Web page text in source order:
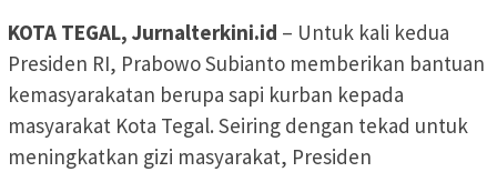
KOTA TEGAL, Jurnalterkini.id – Untuk kali kedua
Presiden RI, Prabowo Subianto memberikan bantuan
kemasyarakatan berupa sapi kurban kepada
masyarakat Kota Tegal. Seiring dengan tekad untuk
meningkatkan gizi masyarakat, Presiden